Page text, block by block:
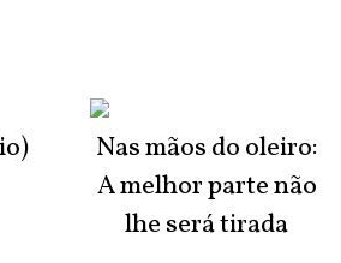
Nas mãos do oleiro:
A melhor parte não
lhe será tirada